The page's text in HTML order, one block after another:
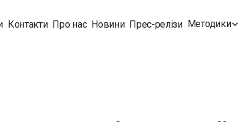
Контакти Про нас Новини Прес-релізи Методики